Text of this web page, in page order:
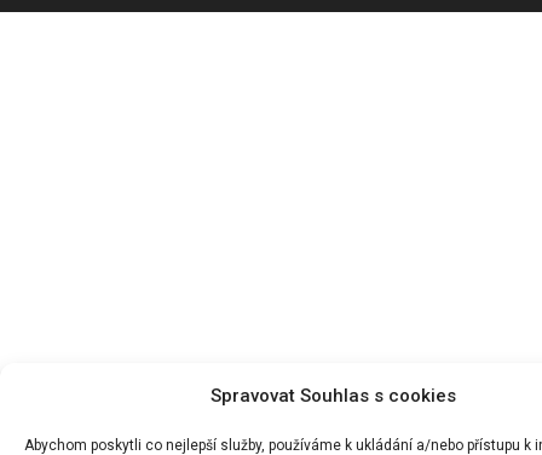
Spravovat Souhlas s cookies
Abychom poskytli co nejlepší služby, používáme k ukládání a/nebo přístupu k